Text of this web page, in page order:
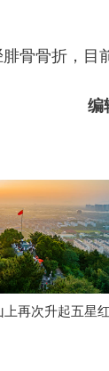
骨折，目
编
再次升起五星红